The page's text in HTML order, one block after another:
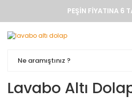
PEŞIN FIYATINA 6
ANINDA %10
TÜM ÜRÜNLERDE
KAREN BANYO RESMI
Lavabo Altı